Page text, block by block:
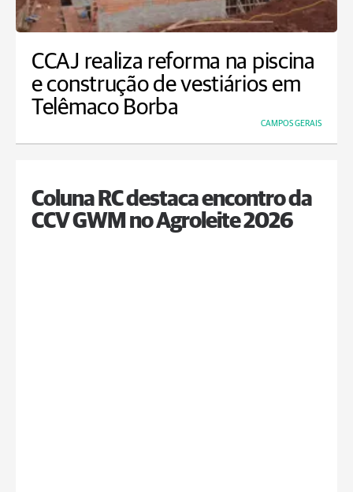
CCAJ realiza reforma na piscina
e construção de vestiários em
Telêmaco Borba
CAMPOS GERAIS
Coluna RC destaca encontro da
CCV GWM no Agroleite 2026